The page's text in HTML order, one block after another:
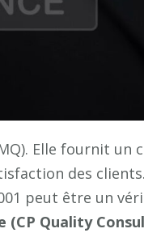
Elle fournit un
des
peut être un
(CP Quality